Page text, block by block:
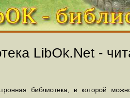
LibOk.Net -
библиотека, в которой